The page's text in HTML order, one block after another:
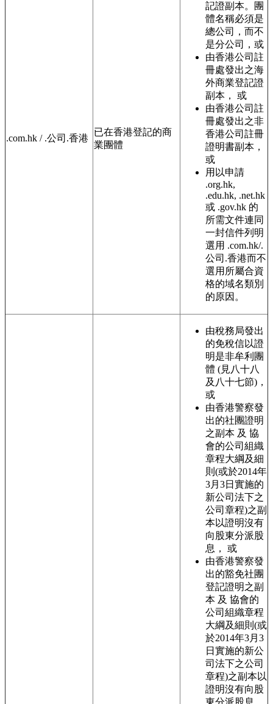
.com.hk / .公司.香港
已在香港登記的商
業團體
記證副本。團
體名稱必須是
總公司，而不
是分公司，或
由香港公司註
冊處發出之海
外商業登記證
副本， 或
由香港公司註
冊處發出之非
香港公司註冊
證明書副本，
或
用以申請
.org.hk,
.edu.hk, .net.hk
或 .gov.hk 的
所需文件連同
一封信件列明
選用 .com.hk/.
公司.香港而不
選用所屬合資
格的域名類別
的原因。
由稅務局發出
的免稅信以證
明是非牟利團
體 (見八十八
及八十七節)，
或
由香港警察發
出的社團證明
之副本 及 協
會的公司組織
章程大綱及細
則(或於2014年
3月3日實施的
新公司法下之
公司章程)之副
本以證明沒有
向股東分派股
息， 或
由香港警察發
出的豁免社團
登記證明之副
本 及 協會的
公司組織章程
大綱及細則(或
於2014年3月3
日實施的新公
司法下之公司
章程)之副本以
證明沒有向股